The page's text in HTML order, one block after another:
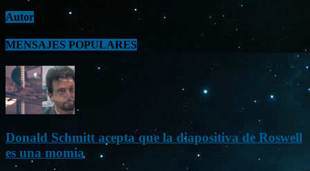
Autor
MENSAJES POPULARES
Donald Schmitt acepta que la diapositiva de Roswell
es una momia